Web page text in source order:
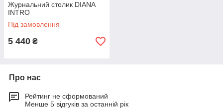
Журнальний столик DIANA
INTRO
Під замовлення
5 440 ₴
Про нас
Рейтинг не сформований
Менше 5 відгуків за останній рік